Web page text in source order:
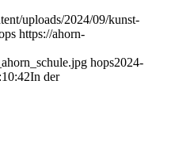
uploads/2024/09/kunst-
https://ahorn-
hops2024-
In der